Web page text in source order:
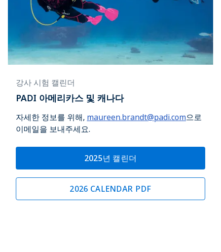
강사 시험 캘린더
PADI 아메리카스 및 캐나다
자세한 정보를 위해, maureen.brandt@padi.com으로
이메일을 보내주세요.
2025년 캘린더
2026 CALENDAR PDF